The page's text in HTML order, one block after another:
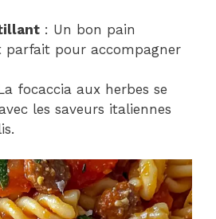
: Un bon pain
parfait pour accompagner
focaccia aux herbes se
les saveurs italiennes